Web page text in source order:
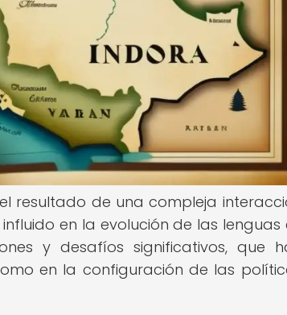
resultado de una compleja
en la evolución de las lenguas
y desafíos significativos, que
en la configuración de las